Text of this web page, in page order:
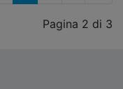
Pagina 2 di 3